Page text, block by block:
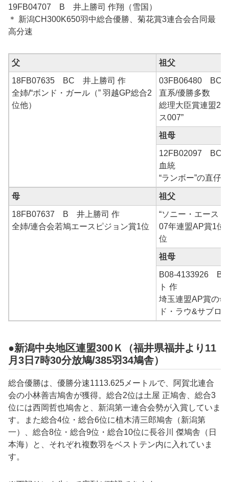
19FB04707 B 井上勝司 作翔（雪国）
＊ 新潟CH300K650羽中総合優勝、菊花賞3連合会合同最
高分速
父 祖父
18FB07635 BC 井上勝司 作
全姉/“ボンド・ガール（” 羽越GP総合2
位他）
03FB06480 BC
直系/優勝多数
総理大臣賞連盟2
ス007”
祖母
12FB02097 BC
血統
“ランボー”の直仔
母 祖父
18FB07637 B 井上勝司 作
全姉/連合会若鳩エースピジョン賞1位
“ソニー・エース
07年連盟AP賞1位
位
祖母
B08-4133926 B
ト 作
埼玉連盟AP賞の母
ド・ラウ&サブロ
●新潟中央地区連盟300Ｋ（福井県福井より11
月3日7時30分放鳩/385羽34鳩舎）
総合優勝は、優勝分速1113.625メートルで、阿賀北連合
会の小林善吉鳩舎が獲得。総合2位は土屋 正鳩舎、総合3
位には西岡哲也鳩舎と、新潟第一連合会勢が入賞していま
す。また総合4位・総合6位に植木清三郎鳩舎（新潟第
一）、総合8位・総合9位・総合10位に長谷川 傑鳩舎（日
本海）と、それぞれ複数羽をベストテン内に入れていま
す。